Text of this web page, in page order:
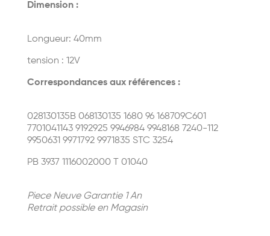
Dimension :
Longueur: 40mm
tension : 12V
Correspondances aux références :
028130135B 068130135 1680 96 168709C601
7701041143 9192925 9946984 9948168 7240-112
9950631 9971792 9971835 STC 3254
PB 3937 1116002000 T 01040
Piece Neuve Garantie 1 An
Retrait possible en Magasin